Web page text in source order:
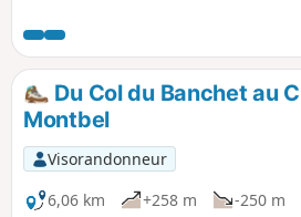
vues sur les montagnes
goudron s’abstenir. Le parcours est
petites routes.
Du Col du Banchet au
Montbel
Visorandonneur
6,06 km
+258 m -250 m